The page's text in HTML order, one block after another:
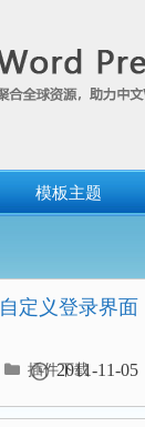
模板主题
自定义登录界面
2011-11-05
分
插件下载